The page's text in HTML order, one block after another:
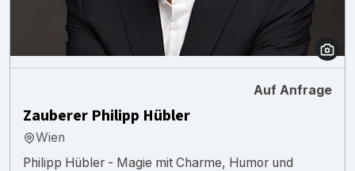
Auf Anfrage
Zauberer Philipp Hübler
Wien
Philipp Hübler - Magie mit Charme, Humor und